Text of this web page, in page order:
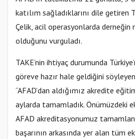
katılım sağladıklarını dile getiren
Çelik, acil operasyonlarda derneğin
olduğunu vurguladı.
TAKE’nin ihtiyaç durumunda
göreve hazır hale geldiğini
“AFAD’dan aldığımız akredite
aylarda tamamladık. Önümüzdeki
AFAD akreditasyonumuz
başarının arkasında yer alan tüm